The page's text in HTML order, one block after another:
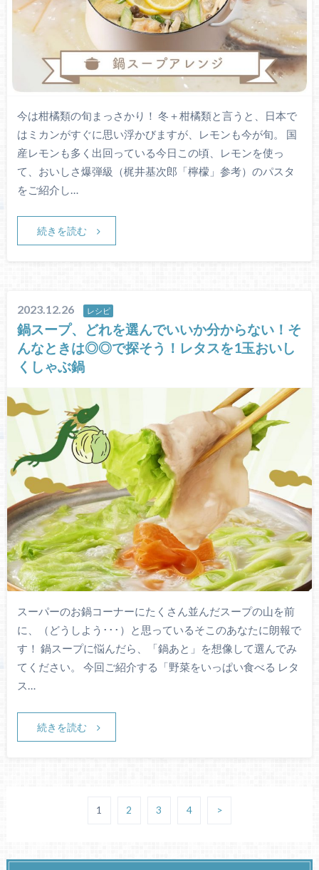
今は柑橘類の旬まっさかり！ 冬＋柑橘類と言うと、日本で
はミカンがすぐに思い浮かびますが、レモンも今が旬。 国
産レモンも多く出回っている今日この頃、レモンを使っ
て、おいしさ爆弾級（梶井基次郎「檸檬」参考）のパスタ
をご紹介し…
続きを読む
2023.12.26 レシピ
鍋スープ、どれを選んでいいか分からない！そ
んなときは◎◎で探そう！レタスを1玉おいし
くしゃぶ鍋
スーパーのお鍋コーナーにたくさん並んだスープの山を前
に、（どうしよう･･･）と思っているそこのあなたに朗報で
す！ 鍋スープに悩んだら、「鍋あと」を想像して選んでみ
てください。 今回ご紹介する「野菜をいっぱい食べる レタ
ス…
続きを読む
1 2 3 4 >